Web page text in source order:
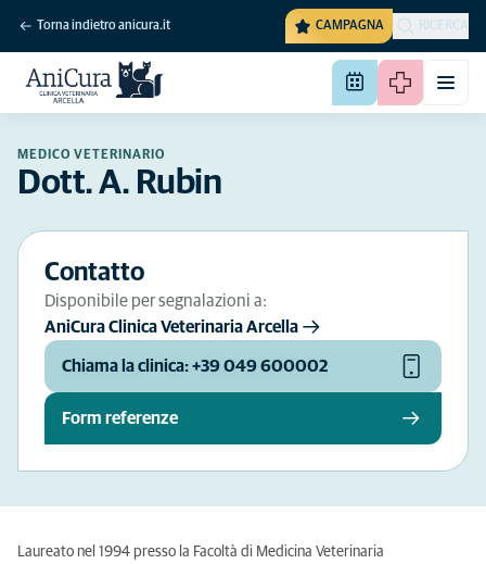
Torna indietro anicura.it CAMPAGNA RICERCA
MEDICO VETERINARIO
Dott. A. Rubin
Contatto
Disponibile per segnalazioni a:
AniCura Clinica Veterinaria Arcella
Chiama la clinica: +39 049 600002
Form referenze
Laureato nel 1994 presso la Facoltà di Medicina Veterinaria